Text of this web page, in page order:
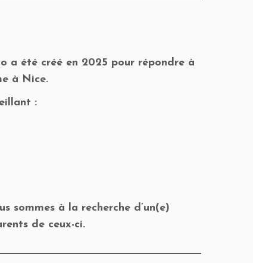
a été créé en 2025 pour répondre à
à Nice.
:
sommes à la recherche d’un(e)
de ceux-ci.